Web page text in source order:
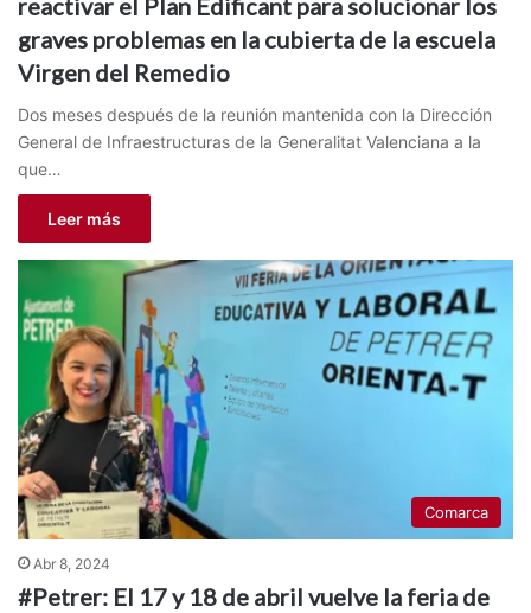
reactivar el Plan Edificant para solucionar los
graves problemas en la cubierta de la escuela
Virgen del Remedio
Dos meses después de la reunión mantenida con la Dirección
General de Infraestructuras de la Generalitat Valenciana a la
que…
Leer más
Comarca
Abr 8, 2024
#Petrer: El 17 y 18 de abril vuelve la feria de